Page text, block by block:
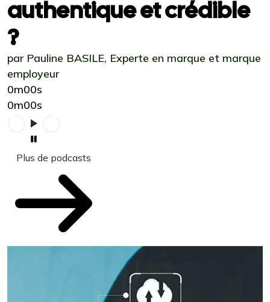
authentique et crédible
?
par Pauline BASILE, Experte en marque et marque
employeur
0m00s
0m00s
Plus de podcasts